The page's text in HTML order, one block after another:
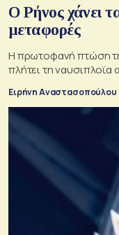
Ο Ρήνος χάνει
μεταφορές
Η πρωτοφανή πτώση
πλήτει τη ναυσιπλοϊα
Ειρήνη Αναστασοπούλου